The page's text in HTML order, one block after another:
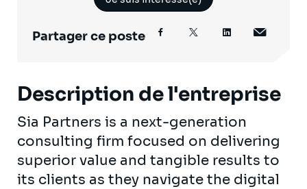
Partager ce poste
Description de l'entreprise
Sia Partners is a next-generation
consulting firm focused on delivering
superior value and tangible results to
its clients as they navigate the digital